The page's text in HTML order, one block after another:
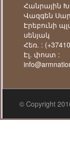
Հանրային
Վազգեն
Էրեբունի
սենյակ
Հեռ. :
Էլ. փոստ :
© Copyright